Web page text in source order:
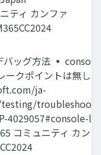
ティ カンファ
バッグ方法 ▪
ークポイントは無し
ja-
4029057#console-
コミュニティ カン